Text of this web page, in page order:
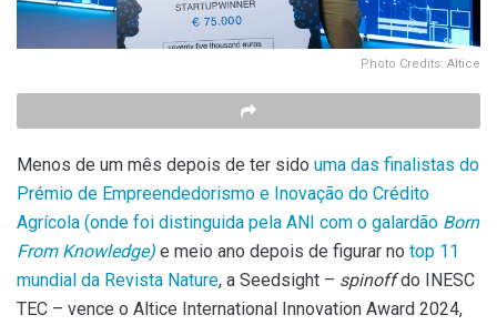
Photo Credits: Altice
Menos de um mês depois de ter sido uma das finalistas do
Prémio de Empreendedorismo e Inovação do Crédito
Agrícola (onde foi distinguida pela ANI com o galardão Born
From Knowledge) e meio ano depois de figurar no top 11
mundial da Revista Nature, a Seedsight – spinoffdo INESC
TEC – vence o Altice International Innovation Award 2024,